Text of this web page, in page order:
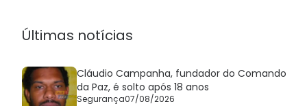
Últimas notícias
Cláudio Campanha, fundador do Comando
da Paz, é solto após 18 anos
Segurança07/08/2026